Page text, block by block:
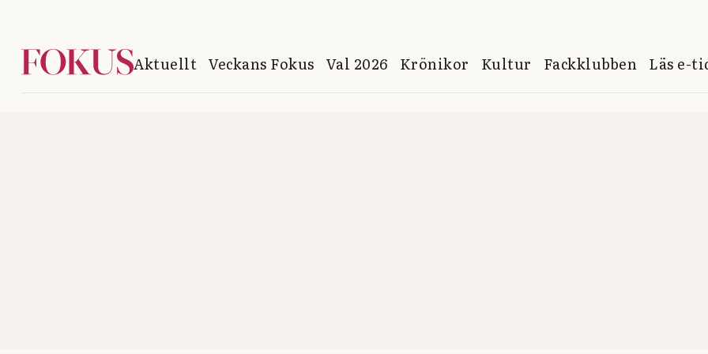
Aktuellt Veckans Fokus Val 2026 Krönikor Kultur Fackklubben Läs e-